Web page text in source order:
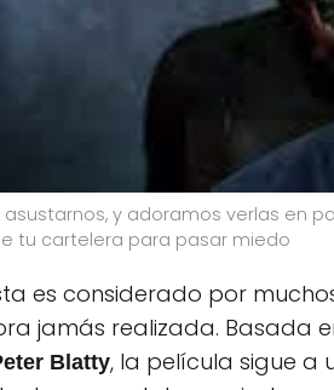
y adoramos verlas en
tu cartelera para pasar miedo
es considerado por
jamás realizada. Basada
Blatty, la película sigue a